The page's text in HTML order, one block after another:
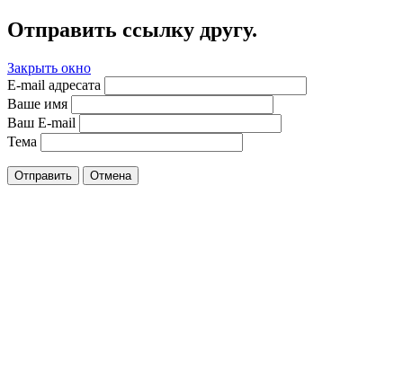
Отправить ссылку другу.
Закрыть окно
E-mail адресата
Ваше имя
Ваш E-mail
Тема
Отправить Отмена